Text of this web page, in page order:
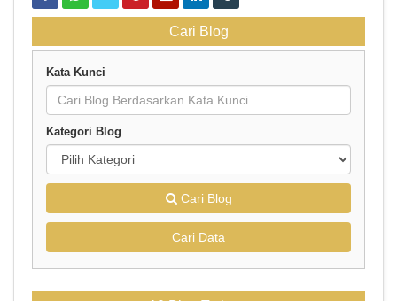
Cari Blog
Kata Kunci
Kategori Blog
Cari Blog
Cari Data